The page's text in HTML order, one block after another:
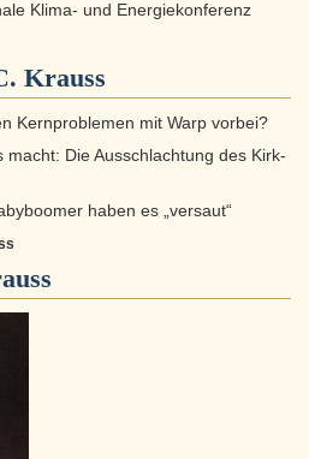
Klima- und Energiekonferenz
Krauss
Kernproblemen mit Warp vorbei?
Die Ausschlachtung des Kirk-
haben es „versaut“